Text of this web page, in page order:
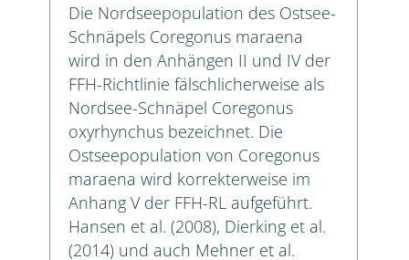
Die Nordseepopulation des Ostsee-
Schnäpels Coregonus maraena
wird in den Anhängen II und IV der
FFH-Richtlinie fälschlicherweise als
Nordsee-Schnäpel Coregonus
oxyrhynchus bezeichnet. Die
Ostseepopulation von Coregonus
maraena wird korrekterweise im
Anhang V der FFH-RL aufgeführt.
Hansen et al. (2008), Dierking et al.
(2014) und auch Mehner et al.